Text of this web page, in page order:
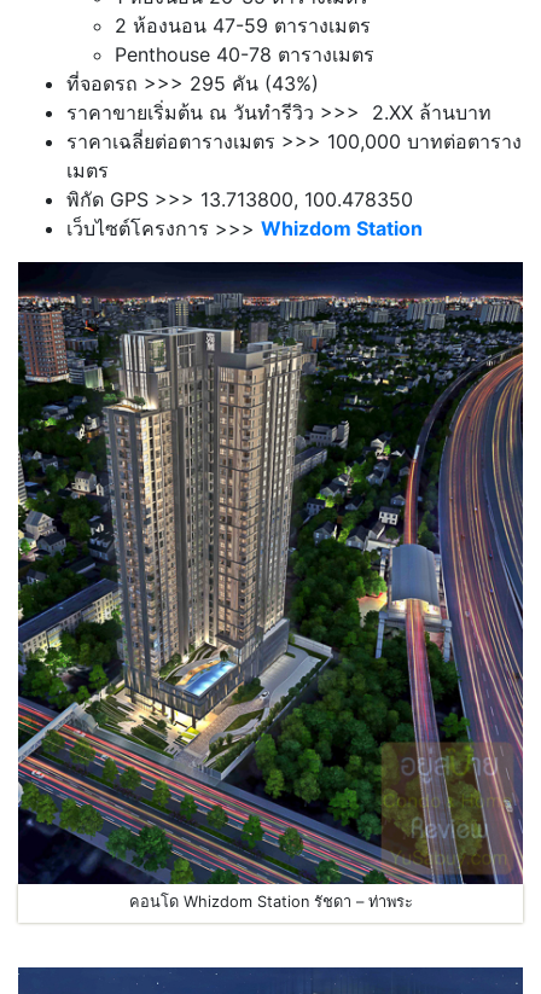
2 ห้องนอน 47-59 ตารางเมตร
Penthouse 40-78 ตารางเมตร
ที่จอดรถ >>> 295 คัน (43%)
ราคาขายเริ่มต้น ณ วันทำรีวิว >>> 2.XX ล้านบาท
ราคาเฉลี่ยต่อตารางเมตร >>> 100,000 บาทต่อตาราง
เมตร
พิกัด GPS >>> 13.713800, 100.478350
เว็บไซต์โครงการ >>> Whizdom Station
คอนโด Whizdom Station รัชดา – ท่าพระ